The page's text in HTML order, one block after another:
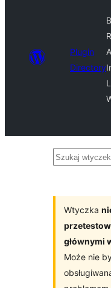
Plugin
Directory
Szukaj
Wtyczka
głównymi
Może nie